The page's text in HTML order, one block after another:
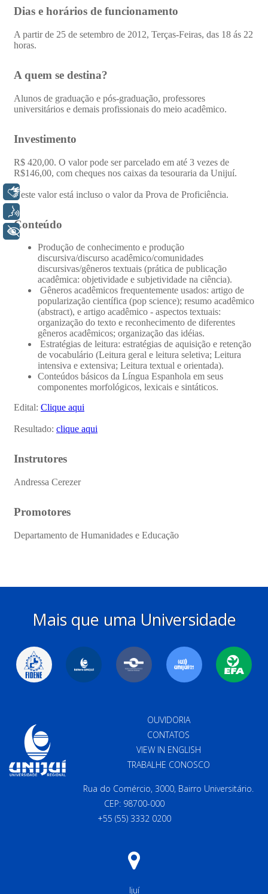
Mais que uma Universidade
OUVIDORIA
CONTATOS
VIEW IN ENGLISH
TRABALHE CONOSCO
Rua do Comércio, 3000, Bairro Universitário.
CEP: 98700-000
+55 (55) 3332 0200
Ijuí
Libras
+ Acessibilidade